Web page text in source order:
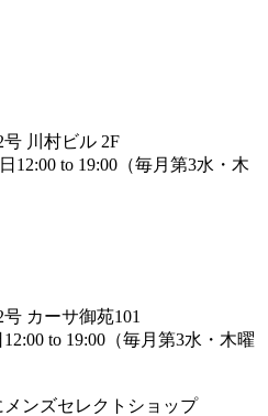
川村ビル 2F
12:00 to 19:00（毎月第3水・木
カーサ御苑101
to 19:00（毎月第3水・木曜
ンズセレクトショップ